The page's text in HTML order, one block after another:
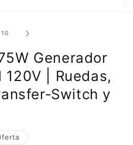
de
10
Generador
| Ruedas,
y